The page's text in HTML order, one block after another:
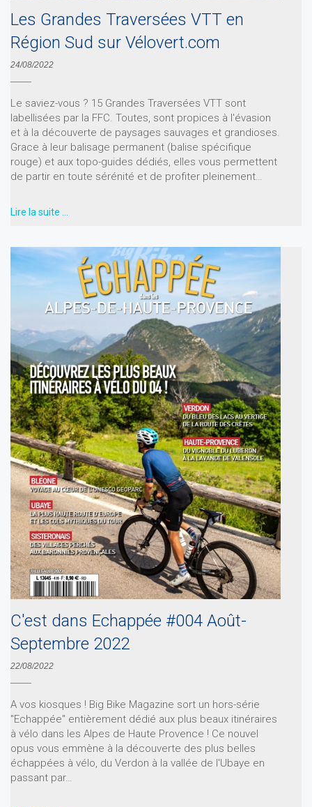
Les Grandes Traversées VTT en
Région Sud sur Vélovert.com
24/08/2022
Le saviez-vous ? 15 Grandes Traversées VTT sont
labellisées par la FFC. Toutes, sont propices à l'évasion
et à la découverte de paysages sauvages et grandioses.
Grace à leur balisage permanent (balise spécifique
rouge) et aux topo-guides dédiés, elles vous permettent
de partir en toute sérénité et de profiter pleinement…
Lire la suite …
C'est dans Echappée #004 Août-
Septembre 2022
22/08/2022
A vos kiosques ! Big Bike Magazine sort un hors-série
"Echappée" entièrement dédié aux plus beaux itinéraires
à vélo dans les Alpes de Haute Provence ! Ce nouvel
opus vous emmène à la découverte des plus belles
échappées à vélo, du Verdon à la vallée de l'Ubaye en
passant par…